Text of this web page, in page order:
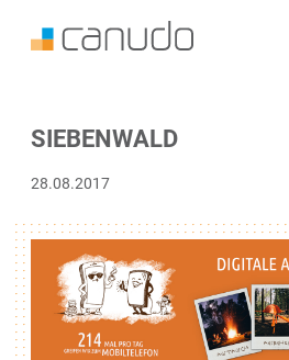
SIEBENWALD
28.08.2017